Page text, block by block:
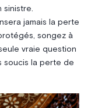
sinistre.
jamais la perte
songez à
vraie question
soucis la perte de